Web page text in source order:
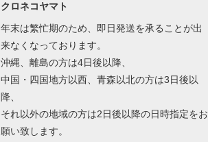
クロネコヤマト
年末は繁忙期のため、即日発送を承ることが出
来なくなっております。
沖縄、離島の方は4日後以降、
中国・四国地方以西、青森以北の方は3日後以
降、
それ以外の地域の方は2日後以降の日時指定をお
願い致します。